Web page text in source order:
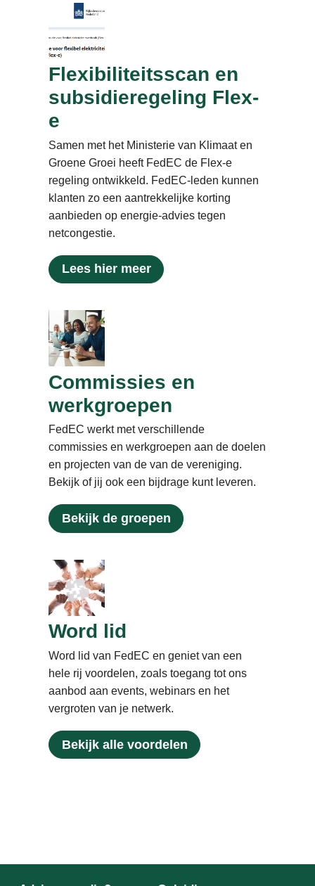
Flexibiliteitsscan en
subsidieregeling Flex-
e
Samen met het Ministerie van Klimaat en
Groene Groei heeft FedEC de Flex-e
regeling ontwikkeld. FedEC-leden kunnen
klanten zo een aantrekkelijke korting
aanbieden op energie-advies tegen
netcongestie.
Lees hier meer
Commissies en
werkgroepen
FedEC werkt met verschillende
commissies en werkgroepen aan de doelen
en projecten van de van de vereniging.
Bekijk of jij ook een bijdrage kunt leveren.
Bekijk de groepen
Word lid
Word lid van FedEC en geniet van een
hele rij voordelen, zoals toegang tot ons
aanbod aan events, webinars en het
vergroten van je netwerk.
Bekijk alle voordelen